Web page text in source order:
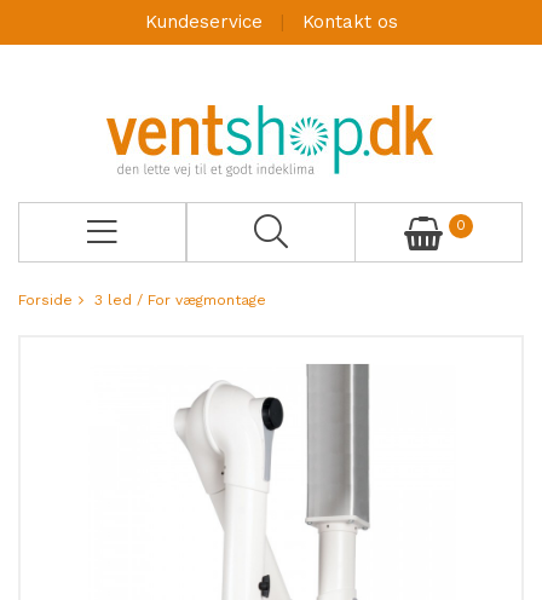
Kundeservice Kontakt os
0
Forside 3 led / For vægmontage